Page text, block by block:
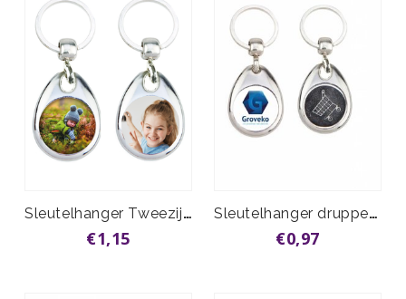
Sleutelhanger Tweezijdig metaal vanaf
€1,15
Sleutelhanger druppel met winkelwagenmunt vanaf
€0,97